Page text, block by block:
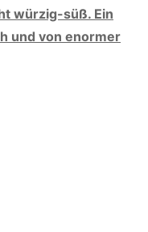
würzig-süß. Ein
und von enormer